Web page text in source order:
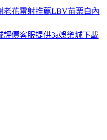
老花雷射推薦LBV苗栗白內
評價客服提供3a娛樂城下載